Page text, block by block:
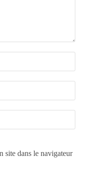
site dans le navigateur